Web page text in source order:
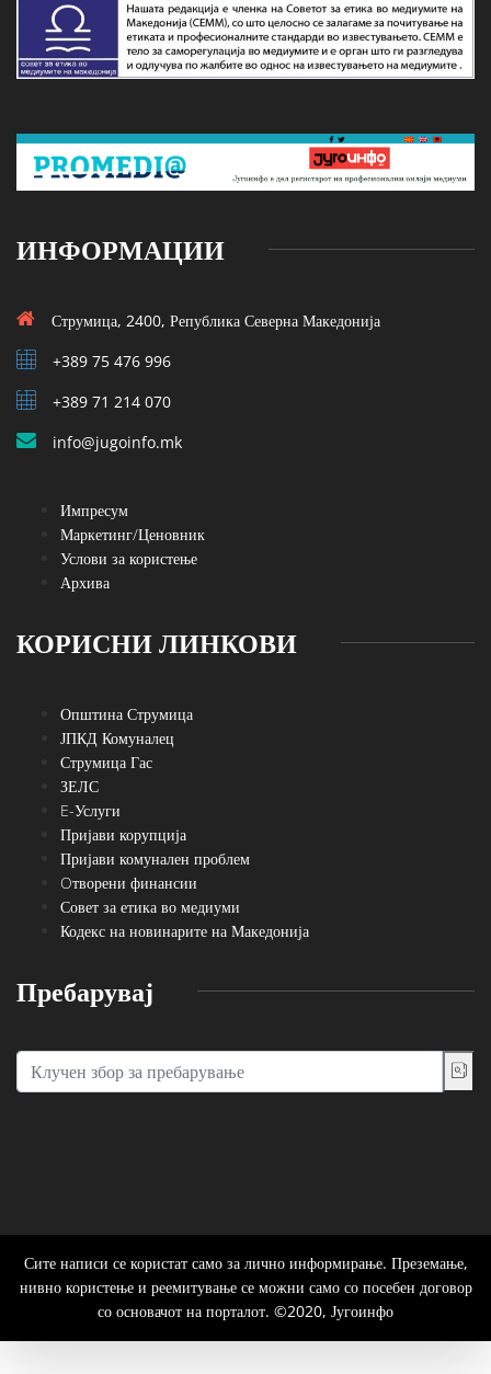
ИНФОРМАЦИИ
Струмица, 2400, Република Северна Македонија
+389 75 476 996
+389 71 214 070
info@jugoinfo.mk
Импресум
Маркетинг/Ценовник
Услови за користење
Архива
КОРИСНИ ЛИНКОВИ
Општина Струмица
ЈПКД Комуналец
Струмица Гас
ЗЕЛС
E-Услуги
Пријави корупција
Пријави комунален проблем
Oтворени финансии
Совет за етика во медиуми
Кодекс на новинарите на Македонија
Пребарувај
Сите написи се користат само за лично информирање. Преземање,
нивно користење и реемитување се можни само со посебен договор
со основачот на порталот. ©2020, Југоинфо